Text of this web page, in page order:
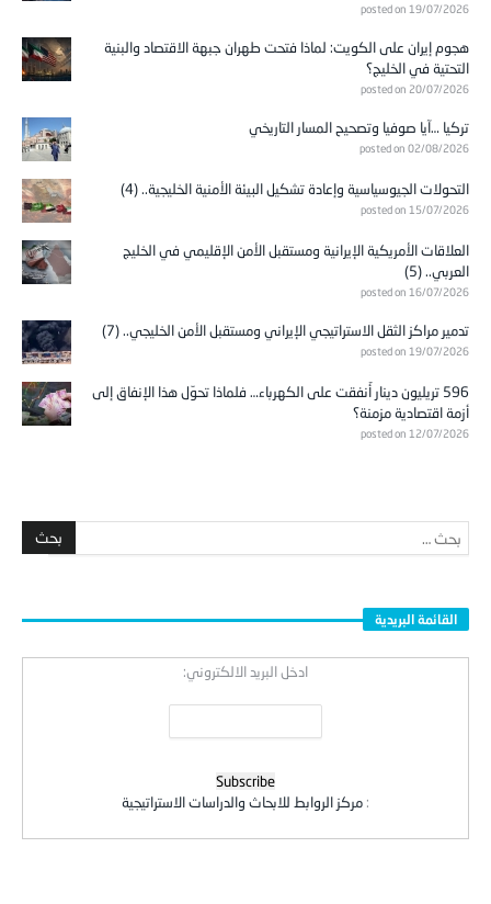
posted on 19/07/2026
هجوم إيران على الكويت: لماذا فتحت طهران جبهة الاقتصاد والبنية
التحتية في الخليج؟
posted on 20/07/2026
تركيا …آيا صوفيا وتصحيح المسار التاريخي
posted on 02/08/2026
التحولات الجيوسياسية وإعادة تشكيل البيئة الأمنية الخليجية.. (4)
posted on 15/07/2026
العلاقات الأمريكية الإيرانية ومستقبل الأمن الإقليمي في الخليج
العربي.. (5)
posted on 16/07/2026
تدمير مراكز الثقل الاستراتيجي الإيراني ومستقبل الأمن الخليجي.. (7)
posted on 19/07/2026
596 تريليون دينار أُنفقت على الكهرباء… فلماذا تحوّل هذا الإنفاق إلى
أزمة اقتصادية مزمنة؟
posted on 12/07/2026
القائمة البريدية
ادخل البريد الالكتروني:
: مركز الروابط للابحاث والدراسات الاستراتيجية